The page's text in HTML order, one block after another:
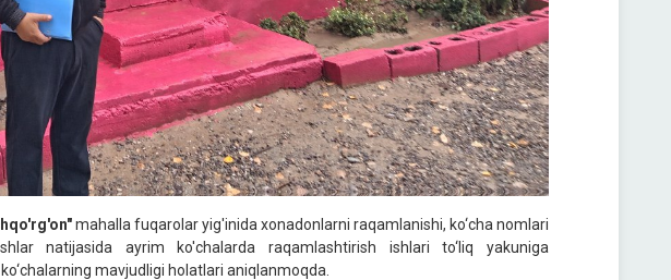
mahalla fuqarolar yig'inida xonadonlarni raqamlanishi, ko‘cha nomlari
natijasida ayrim ko'chalarda raqamlashtirish ishlari to‘liq yakuniga
mavjudligi holatlari aniqlanmoqda.